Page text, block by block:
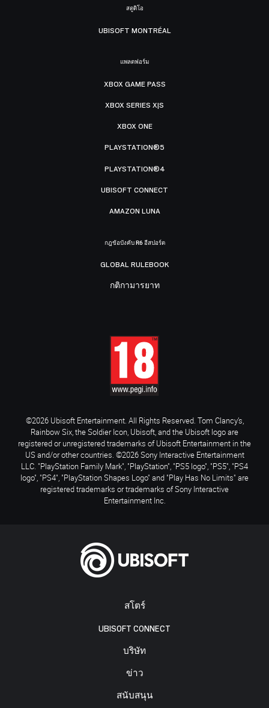
สโตร์
UBISOFT CONNECT
บริษัท
ข่าว
สนับสนุน
สตูดิโอ
UBISOFT MONTRÉAL
แพลตฟอร์ม
XBOX GAME PASS
XBOX SERIES X|S
XBOX ONE
PLAYSTATION®5
PLAYSTATION®4
UBISOFT CONNECT
AMAZON LUNA
กฎข้อบังคับ R6 อีสปอร์ต
GLOBAL RULEBOOK
กติกามารยาท
©2026 Ubisoft Entertainment. All Rights Reserved. Tom Clancy’s,
Rainbow Six, the Soldier Icon, Ubisoft, and the Ubisoft logo are
registered or unregistered trademarks of Ubisoft Entertainment in the
US and/or other countries. ©2026 Sony Interactive Entertainment
LLC. "PlayStation Family Mark", "PlayStation", "PS5 logo", "PS5", "PS4
logo", "PS4", "PlayStation Shapes Logo" and "Play Has No Limits" are
registered trademarks or trademarks of Sony Interactive
Entertainment Inc.